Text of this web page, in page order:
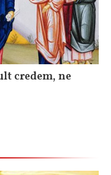
credem, ne